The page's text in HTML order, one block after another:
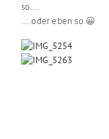
….oder eben so 😀